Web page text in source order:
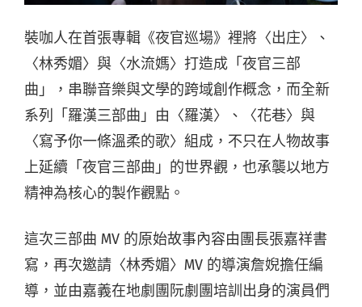
裝咖人在首張專輯《夜官巡場》裡將〈出庄〉、
〈林秀媚〉與〈水流媽〉打造成「夜官三部
曲」，串聯音樂與文學的跨域創作概念，而全新
系列「羅漢三部曲」由〈羅漢〉、〈花巷〉與
〈寫予你一條溫柔的歌〉組成，不只在人物故事
上延續「夜官三部曲」的世界觀，也承襲以地方
精神為核心的製作觀點。
這次三部曲 MV 的原始故事內容由團長張嘉祥書
寫，再次邀請〈林秀媚〉MV 的導演詹婗擔任編
導，並由嘉義在地劇團阮劇團培訓出身的演員們